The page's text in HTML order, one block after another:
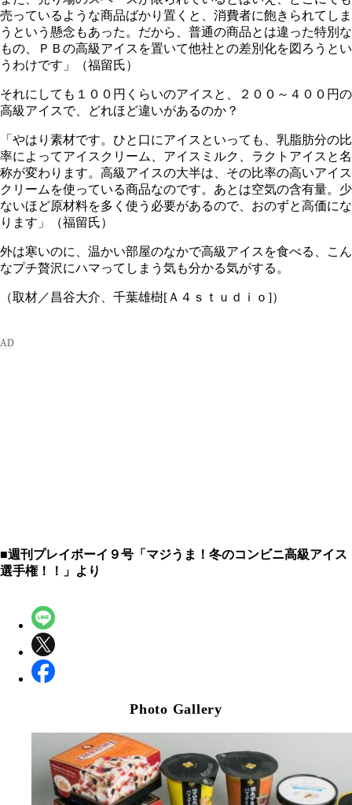
売っているような商品ばかり置くと、消費者に飽きられてしま
うという懸念もあった。だから、普通の商品とは違った特別な
もの、ＰＢの高級アイスを置いて他社との差別化を図ろうとい
うわけです」（福留氏）
それにしても１００円くらいのアイスと、２００～４００円の
高級アイスで、どれほど違いがあるのか？
「やはり素材です。ひと口にアイスといっても、乳脂肪分の比
率によってアイスクリーム、アイスミルク、ラクトアイスと名
称が変わります。高級アイスの大半は、その比率の高いアイス
クリームを使っている商品なのです。あとは空気の含有量。少
ないほど原材料を多く使う必要があるので、おのずと高価にな
ります」（福留氏）
外は寒いのに、温かい部屋のなかで高級アイスを食べる、こん
なプチ贅沢にハマってしまう気も分かる気がする。
（取材／昌谷大介、千葉雄樹[Ａ４ｓｔｕｄｉｏ]）
■週刊プレイボーイ９号「マジうま！冬のコンビニ高級アイス
選手権！！」より
Photo Gallery